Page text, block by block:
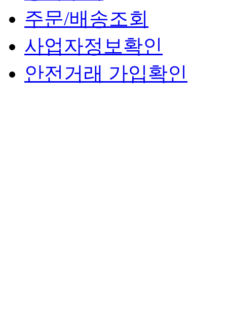
주문/배송조회
사업자정보확인
안전거래 가입확인